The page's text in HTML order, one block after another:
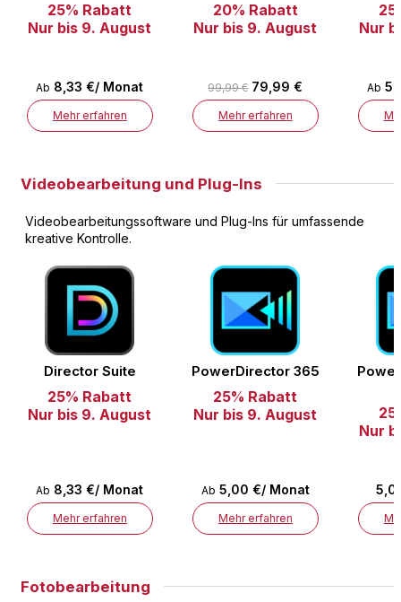
25% Rabatt
Nur bis 9. August
Ab 8,33 €/ Monat
Mehr erfahren
20% Rabatt
Nur bis 9. August
99,99 € 79,99 €
Mehr erfahren
Nur
Ab
Videobearbeitung und Plug-Ins
Videobearbeitungssoftware und Plug-Ins für umfassende
kreative Kontrolle.
Director Suite
25% Rabatt
Nur bis 9. August
Ab 8,33 €/ Monat
Mehr erfahren
PowerDirector 365
25% Rabatt
Nur bis 9. August
Ab 5,00 €/ Monat
Mehr erfahren
Nur
Fotobearbeitung